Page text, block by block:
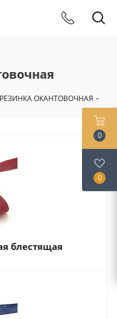
РЕЗИНКА ОКАНТОВОЧНАЯ
блестящая
0
0